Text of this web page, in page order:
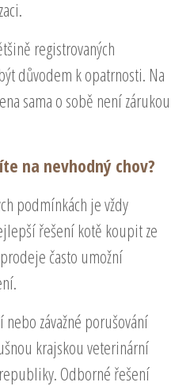
registrovaných
důvodem k opatrnosti. Na
sama o sobě není zárukou
na nevhodný chov?
podmínkách je vždy
řešení kotě koupit ze
často umožní
závažné porušování
krajskou veterinární
Odborné řešení